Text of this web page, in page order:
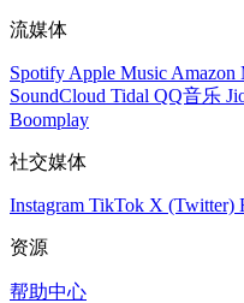
流媒体
Spotify Apple Music Amazon
SoundCloud Tidal QQ音乐
Boomplay
社交媒体
Instagram TikTok X (Twitter)
资源
帮助中心